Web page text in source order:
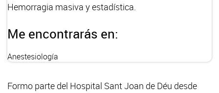
Hemorragia masiva y estadística.
Me encontrarás en:
Anestesiología
Formo parte del Hospital Sant Joan de Déu desde